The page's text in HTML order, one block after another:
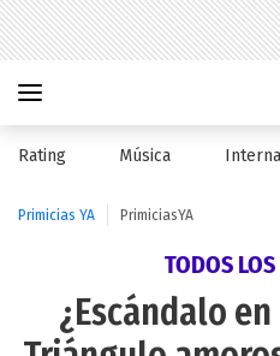
Rating Música
Primicias YA PrimiciasYA
TODOS
¿Escándalo